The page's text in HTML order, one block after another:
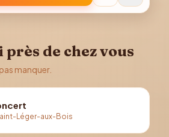
de chez vous
manquer.
Léger-aux-Bois